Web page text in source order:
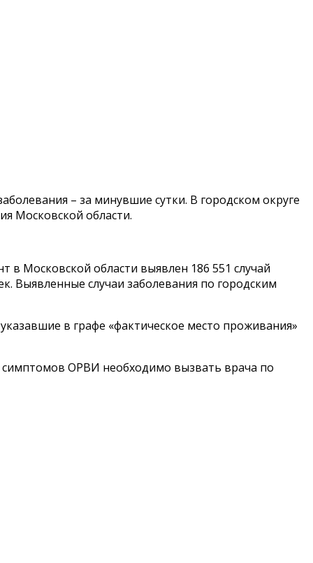
– за минувшие сутки. В городском округе
Московской области.
в Московской области выявлен 186 551 случай
Выявленные случаи заболевания по городским
в графе «фактическое место проживания»
ОРВИ необходимо вызвать врача по